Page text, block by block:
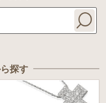
探す